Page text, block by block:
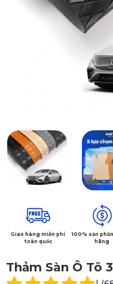
Giao hàng miễn phí
toàn quốc
100% sản
hãng
Thảm Sàn Ô Tô